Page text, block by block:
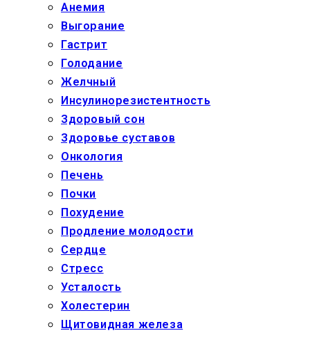
Анемия
Выгорание
Гастрит
Голодание
Желчный
Инсулинорезистентность
Здоровый сон
Здоровье суставов
Онкология
Печень
Почки
Похудение
Продление молодости
Сердце
Стресс
Усталость
Холестерин
Щитовидная железа